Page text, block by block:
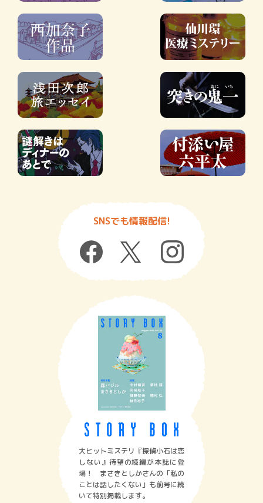
SNSでも情報配信!
大ヒットミステリ『探偵小石は恋
しない』待望の続編が本誌に登
場！ まさきとしかさんの「私の
ことは話したくない」も前号に続
いて特別掲載します。